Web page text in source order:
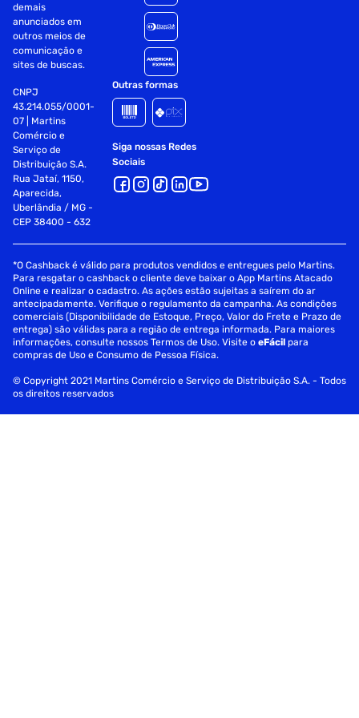
demais
anunciados em
outros meios de
comunicação e
sites de buscas.
CNPJ
43.214.055/0001-
07 | Martins
Comércio e
Serviço de
Distribuição S.A.
Rua Jataí, 1150,
Aparecida,
Uberlândia / MG -
CEP 38400 - 632
Outras formas
Siga nossas Redes
Sociais
*O Cashback é válido para produtos vendidos e entregues pelo Martins.
Para resgatar o cashback o cliente deve baixar o App Martins Atacado
Online e realizar o cadastro. As ações estão sujeitas a saírem do ar
antecipadamente. Verifique o regulamento da campanha. As condições
comerciais (Disponibilidade de Estoque, Preço, Valor do Frete e Prazo de
entrega) são válidas para a região de entrega informada. Para maiores
informações, consulte nossos Termos de Uso. Visite oeFácil para
compras de Uso e Consumo de Pessoa Física.
© Copyright 2021 Martins Comércio e Serviço de Distribuição S.A. - Todos
os direitos reservados